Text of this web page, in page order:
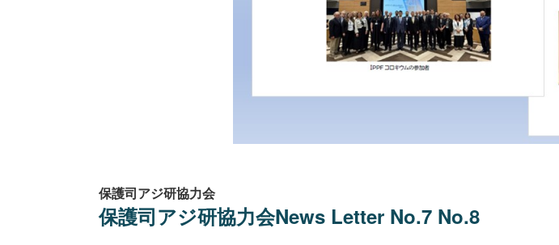
保護司アジ研協力会
保護司アジ研協力会News Letter No.7 No.8